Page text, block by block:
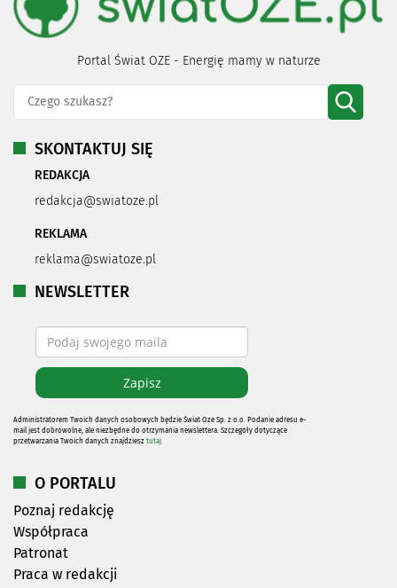
Portal Świat OZE - Energię mamy w naturze
SKONTAKTUJ SIĘ
REDAKCJA
redakcja@swiatoze.pl
REKLAMA
reklama@swiatoze.pl
NEWSLETTER
Administratorem Twoich danych osobowych będzie Świat Oze Sp. z o.o. Podanie adresu e-
mail jest dobrowolne, ale niezbędne do otrzymania newslettera. Szczegóły dotyczące
przetwarzania Twoich danych znajdziesz tutaj
O PORTALU
Poznaj redakcję
Współpraca
Patronat
Praca w redakcji